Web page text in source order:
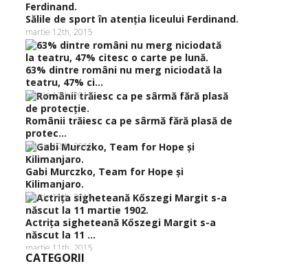
Sălile de sport în atenţia liceului Ferdinand.
martie 12th, 2015
63% dintre români nu merg niciodată la
teatru, 47% ci...
martie 12th, 2015
Românii trăiesc ca pe sârmă fără plasă de
protec...
martie 12th, 2015
Gabi Murczko, Team for Hope şi
Kilimanjaro.
martie 11th, 2015
Actriţa sigheteană Kőszegi Margit s-a
născut la 11 ...
martie 11th, 2015
CATEGORII